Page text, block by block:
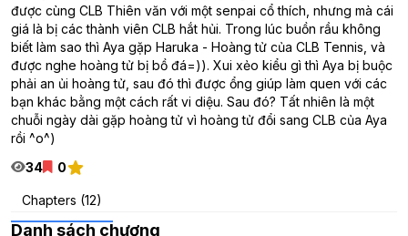
được cùng CLB Thiên văn với một senpai cổ thích, nhưng mà cái
giá là bị các thành viên CLB hắt hủi. Trong lúc buồn rầu không
biết làm sao thì Aya gặp Haruka - Hoàng tử của CLB Tennis, và
được nghe hoàng tử bị bồ đá=)). Xui xẻo kiểu gì thì Aya bị buộc
phải an ủi hoàng tử, sau đó thì được ổng giúp làm quen với các
bạn khác bằng một cách rất vi diệu. Sau đó? Tất nhiên là một
chuỗi ngày dài gặp hoàng tử vì hoàng tử đổi sang CLB của Aya
rồi ^o^)
34
0
Chapters (12)
Danh sách chương